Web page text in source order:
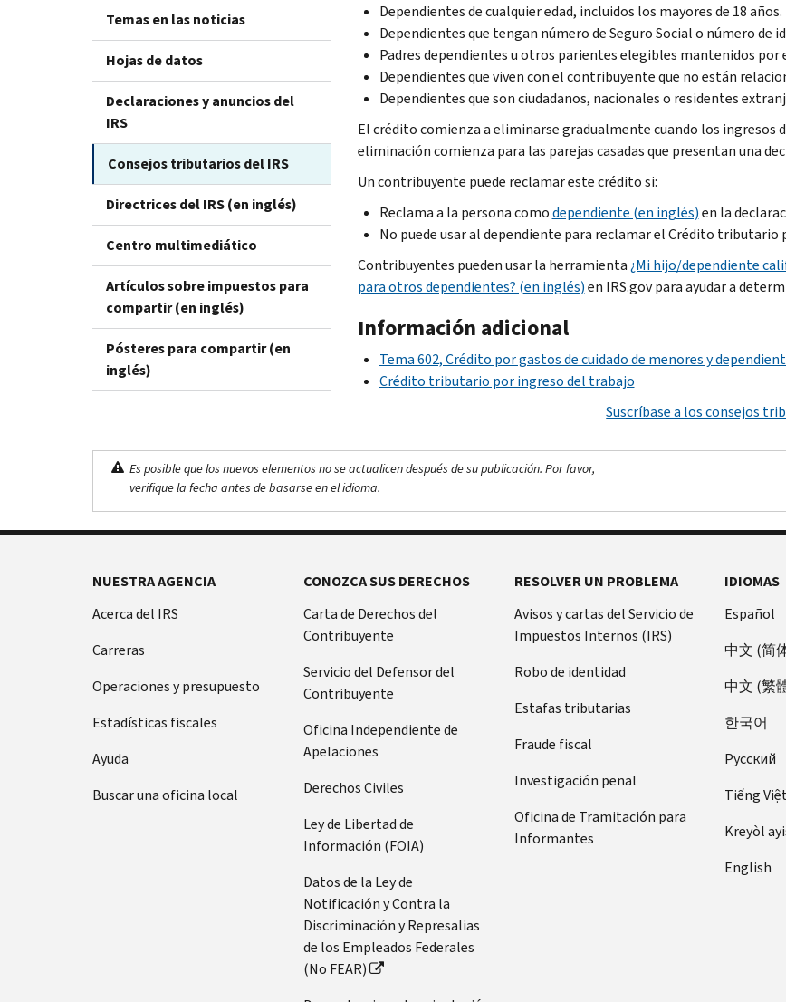
Temas en las noticias
Hojas de datos
Declaraciones y anuncios del
IRS
Consejos tributarios del IRS
Directrices del IRS (en inglés)
Centro multimediático
Artículos sobre impuestos para
compartir (en inglés)
Pósteres para compartir (en
inglés)
Dependientes de cualquier edad, incluidos los mayores de 18 años.
Dependientes que tengan número de Seguro Social o número
Padres dependientes u otros parientes elegibles mantenidos
Dependientes que viven con el contribuyente que no están
Dependientes que son ciudadanos, nacionales o residentes
El crédito comienza a eliminarse gradualmente cuando los ingresos
eliminación comienza para las parejas casadas que presentan una
Un contribuyente puede reclamar este crédito si:
Reclama a la persona comodependiente (en inglés)en la
No puede usar al dependiente para reclamar el Crédito
Contribuyentes pueden usar la herramienta ¿Mi hijo/dependiente
para otros dependientes? (en inglés)en IRS.gov para ayudar a
Información adicional
Tema 602, Crédito por gastos de cuidado de menores y
Crédito tributario por ingreso del trabajo
Suscríbase a los consejos
Es posible que los nuevos elementos no se actualicen después de su publicación. Por favor,
verifique la fecha antes de basarse en el idioma.
NUESTRA AGENCIA
Acerca del IRS
Carreras
Operaciones y presupuesto
Estadísticas fiscales
Ayuda
Buscar una oficina local
CONOZCA SUS DERECHOS
Carta de Derechos del
Contribuyente
Servicio del Defensor del
Contribuyente
Oficina Independiente de
Apelaciones
Derechos Civiles
Ley de Libertad de
Información (FOIA)
Datos de la Ley de
Notificación y Contra la
Discriminación y Represalias
de los Empleados Federales
(No FEAR)
RESOLVER UN PROBLEMA
Avisos y cartas del Servicio de
Impuestos Internos (IRS)
Robo de identidad
Estafas tributarias
Fraude fiscal
Investigación penal
Oficina de Tramitación para
Informantes
IDIOMAS
Español
中文 (简
中文 (繁
한국어
Pусский
Tiếng
Kreyòl
English